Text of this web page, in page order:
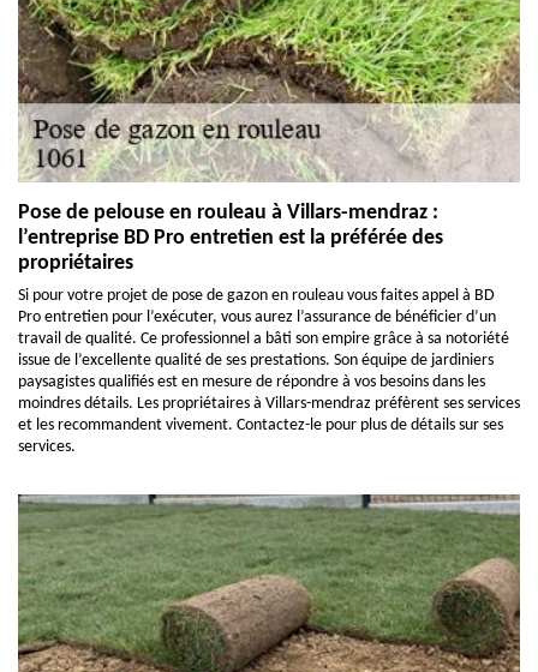
Pose de pelouse en rouleau à Villars-mendraz :
l’entreprise BD Pro entretien est la préférée des
propriétaires
Si pour votre projet de pose de gazon en rouleau vous faites appel à BD
Pro entretien pour l’exécuter, vous aurez l’assurance de bénéficier d’un
travail de qualité. Ce professionnel a bâti son empire grâce à sa notoriété
issue de l’excellente qualité de ses prestations. Son équipe de jardiniers
paysagistes qualifiés est en mesure de répondre à vos besoins dans les
moindres détails. Les propriétaires à Villars-mendraz préfèrent ses services
et les recommandent vivement. Contactez-le pour plus de détails sur ses
services.